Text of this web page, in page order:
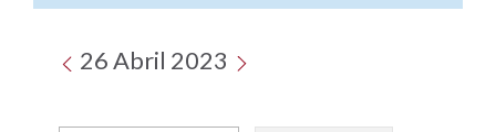
26 Abril 2023